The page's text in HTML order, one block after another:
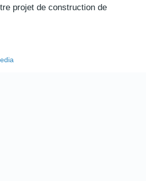
projet de construction de